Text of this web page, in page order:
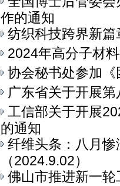
作的通知
纺织科技跨界新
2024年高分子材
协会秘书处参加
广东省关于开展
工信部关于开展
的通知
纤维头条：八月
（2024.9.02）
佛山市推进新一